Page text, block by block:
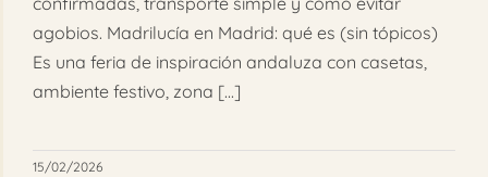
agobios. Madrilucía en Madrid: qué es (sin tópicos)
Es una feria de inspiración andaluza con casetas,
ambiente festivo, zona [...]
15/02/2026